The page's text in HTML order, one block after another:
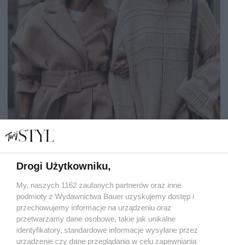
Jesienne swetry, które warto mieć w szafie. Zobacz
wybory modnych gwiazd
SHOPPING
Drogi Użytkowniku,
My, naszych 1162 zaufanych partnerów oraz inne
podmioty z Wydawnictwa Bauer uzyskujemy dostęp i
przechowujemy informacje na urządzeniu oraz
przetwarzamy dane osobowe, takie jak unikalne
identyfikatory, standardowe informacje wysyłane przez
urządzenie czy dane przeglądania w celu zapewniania